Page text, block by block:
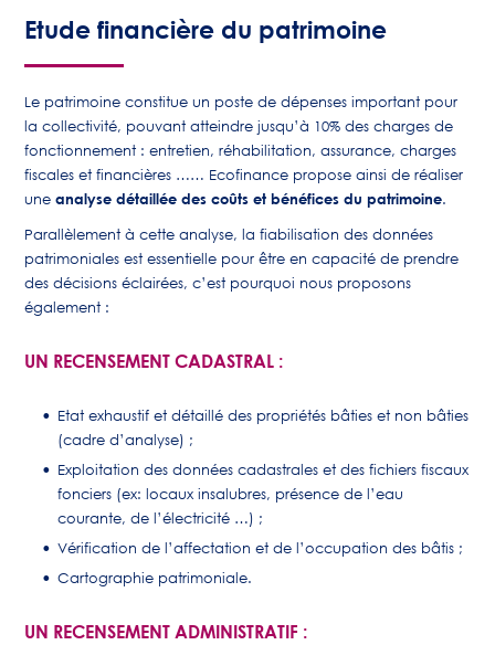
Etude financière du patrimoine
Le patrimoine constitue un poste de dépenses important pour
la collectivité, pouvant atteindre jusqu’à 10% des charges de
fonctionnement : entretien, réhabilitation, assurance, charges
fiscales et financières …… Ecofinance propose ainsi de réaliser
uneanalyse détaillée des coûts et bénéfices du patrimoine.
Parallèlement à cette analyse, la fiabilisation des données
patrimoniales est essentielle pour être en capacité de prendre
des décisions éclairées, c’est pourquoi nous proposons
également :
UN RECENSEMENT CADASTRAL :
Etat exhaustif et détaillé des propriétés bâties et non bâties
(cadre d’analyse) ;
Exploitation des données cadastrales et des fichiers fiscaux
fonciers (ex: locaux insalubres, présence de l’eau
courante, de l’électricité …) ;
Vérification de l’affectation et de l’occupation des bâtis ;
Cartographie patrimoniale.
UN RECENSEMENT ADMINISTRATIF :